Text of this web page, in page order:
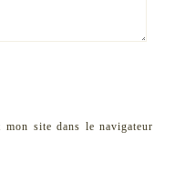
site dans le navigateur